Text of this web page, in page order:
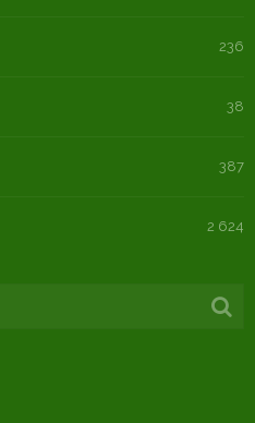
236
38
387
2 624